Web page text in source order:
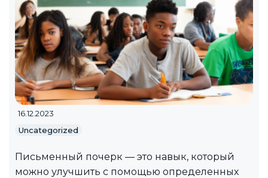
16.12.2023
Uncategorized
Письменный почерк — это навык, который
можно улучшить с помощью определенных